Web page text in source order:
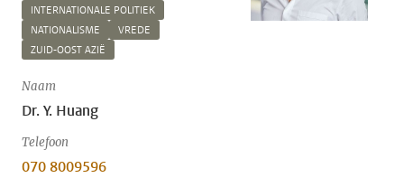
INTERNATIONALE POLITIEK
NATIONALISME
VREDE
ZUID-OOST AZIË
Naam
Dr. Y. Huang
Telefoon
070 8009596